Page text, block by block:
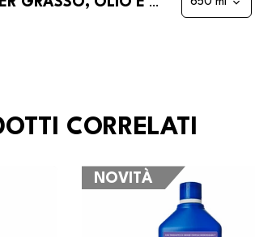
MULTIFORCE DI FRA-BER SGRASSATORE POTENTE PER GRASSO, OLIO E MOTORI E INDUSTRIA
CORRELATI
NOVITÀ